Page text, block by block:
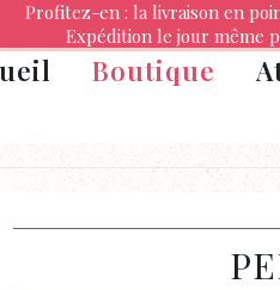
Boutique
Profitez-en : la livraison en
Expédition le jour même